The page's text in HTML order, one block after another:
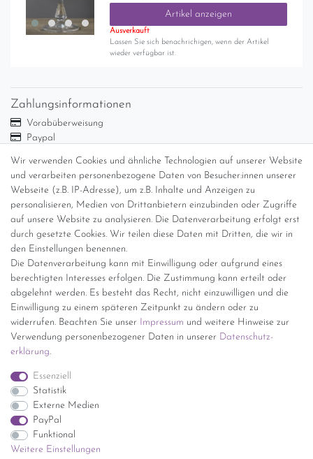
Artikel anzeigen
Ausverkauft
Lassen Sie sich benachrichigen, wenn der Artikel
wieder verfügbar ist.
Wir verwenden Cookies und ähnliche Technologien auf unserer Website
und verarbeiten personenbezogene Daten von Besucher:innen unserer
Webseite (z.B. IP-Adresse), um z.B. Inhalte und Anzeigen zu
personalisieren, Medien von Drittanbietern einzubinden oder Zugriffe
auf unsere Website zu analysieren. Die Datenverarbeitung erfolgt erst
durch gesetzte Cookies. Wir teilen diese Daten mit Dritten, die wir in
den Einstellungen benennen.
Die Datenverarbeitung kann mit Einwilligung oder aufgrund eines
berechtigten Interesses erfolgen. Die Zustimmung kann erteilt oder
abgelehnt werden. Es besteht das Recht, nicht einzuwilligen und die
Einwilligung zu einem späteren Zeitpunkt zu ändern oder zu
widerrufen. Beachten Sie unser Impressum und weitere Hinweise zur
Verwendung personenbezogener Daten in unserer Daten­schutz­
erklärung.
Essenziell
Statistik
Externe Medien
PayPal
Funktional
Weitere Einstellungen
Zahlungsinformationen
Vorabüberweisung
Paypal
Versandinformationen
Versand per GLS (6,90 Euro) oder DHL (8,49 Euro ) inkl. MwSt.
(innerhalb Deutschlands)
kostenfreie Lieferung ab 150 Euro Warenwert (innerhalb
Deutschlands)
Übersicht Internationale Versandkosten
Wir kaufen an
Sie haben zuviel Porzellan im Schrank? Gerne kaufen wir dieses an.
Einfach unverbindliches Angebot anfordern.
*Endpreis inkl. MwSt. (Dieser Artikel unterliegt gem. § 25a
UStG der Differenzbesteuerung, ein Ausweis der
Mehrwertsteuer auf der Rechnung erfolgt nicht.)
Impressum Daten­schutz­erklärung